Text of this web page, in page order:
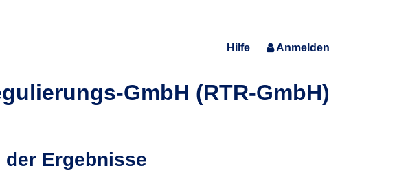
Hilfe Anmelden
GmbH (RTR-GmbH)
Ergebnisse